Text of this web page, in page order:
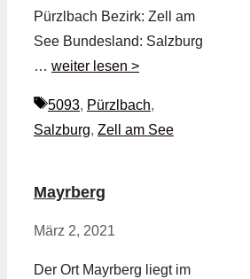
Pürzlbach Bezirk: Zell am
See Bundesland: Salzburg
… weiter lesen >
Schlagwörter
5093, Pürzlbach,
Salzburg, Zell am See
Mayrberg
März 2, 2021
Der Ort Mayrberg liegt im